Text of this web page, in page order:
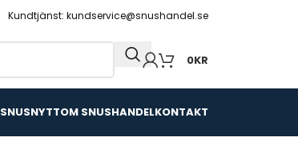
Kundtjänst: kundservice@snushandel.se
0KR
SNUSNYTTOM SNUSHANDELKONTAKT